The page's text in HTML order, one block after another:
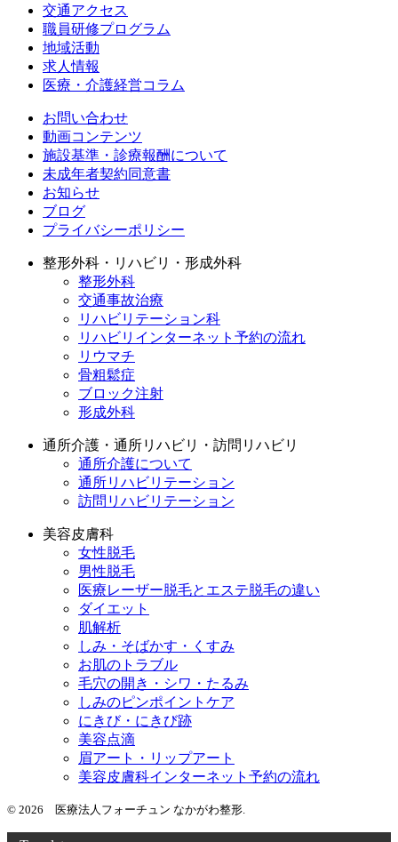
交通アクセス
職員研修プログラム
地域活動
求人情報
医療・介護経営コラム
お問い合わせ
動画コンテンツ
施設基準・診療報酬について
未成年者契約同意書
お知らせ
ブログ
プライバシーポリシー
整形外科・リハビリ・形成外科
整形外科
交通事故治療
リハビリテーション科
リハビリインターネット予約の流れ
リウマチ
骨粗鬆症
ブロック注射
形成外科
通所介護・通所リハビリ・訪問リハビリ
通所介護について
通所リハビリテーション
訪問リハビリテーション
美容皮膚科
女性脱毛
男性脱毛
医療レーザー脱毛とエステ脱毛の違い
ダイエット
肌解析
しみ・そばかす・くすみ
お肌のトラブル
毛穴の開き・シワ・たるみ
しみのピンポイントケア
にきび・にきび跡
美容点滴
眉アート・リップアート
美容皮膚科インターネット予約の流れ
© 2026 医療法人フォーチュン なかがわ整形.